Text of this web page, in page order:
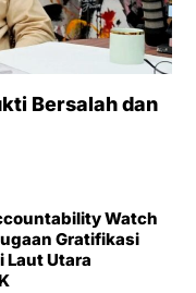
Bersalah dan
Watch
Gratifikasi
Laut Utara